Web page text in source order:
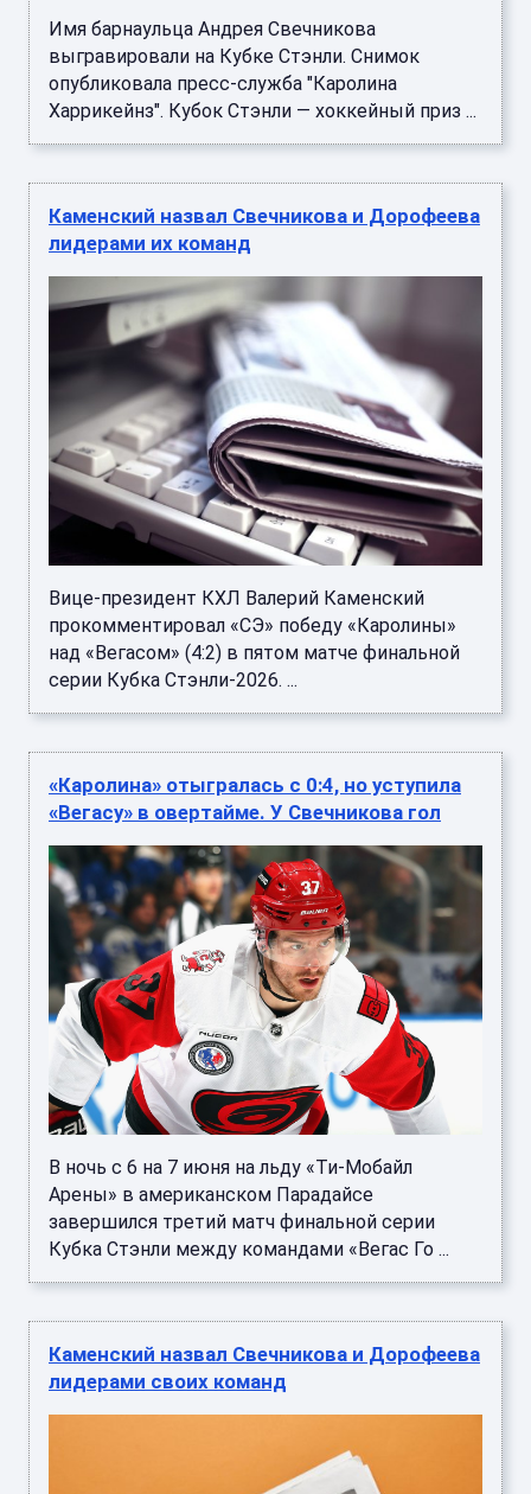
Имя барнаульца Андрея Свечникова
выгравировали на Кубке Стэнли. Снимок
опубликовала пресс-служба "Каролина
Харрикейнз". Кубок Стэнли — хоккейный приз ...
Каменский назвал Свечникова и Дорофеева
лидерами их команд
Вице-президент КХЛ Валерий Каменский
прокомментировал «СЭ» победу «Каролины»
над «Вегасом» (4:2) в пятом матче финальной
серии Кубка Стэнли-2026. ...
«Каролина» отыгралась с 0:4, но уступила
«Вегасу» в овертайме. У Свечникова гол
В ночь с 6 на 7 июня на льду «Ти-Мобайл
Арены» в американском Парадайсе
завершился третий матч финальной серии
Кубка Стэнли между командами «Вегас Го ...
Каменский назвал Свечникова и Дорофеева
лидерами своих команд